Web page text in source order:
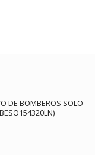
DE BOMBEROS SOLO